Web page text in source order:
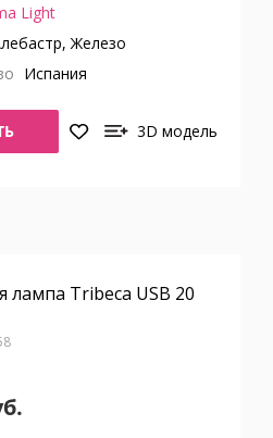
Light
Железо
Испания
3D модель
лампа Tribeca USB 20